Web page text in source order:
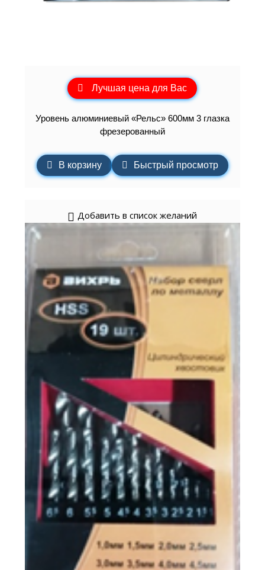
Лучшая цена для Вас
Уровень алюминиевый «Рельс» 600мм 3 глазка
фрезерованный
В корзину Быстрый просмотр
Добавить в список желаний